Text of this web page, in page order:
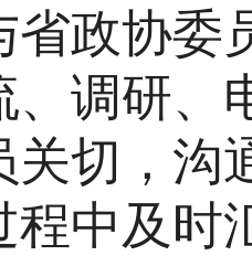
省政协委
、调研、
关切，沟
程中及时